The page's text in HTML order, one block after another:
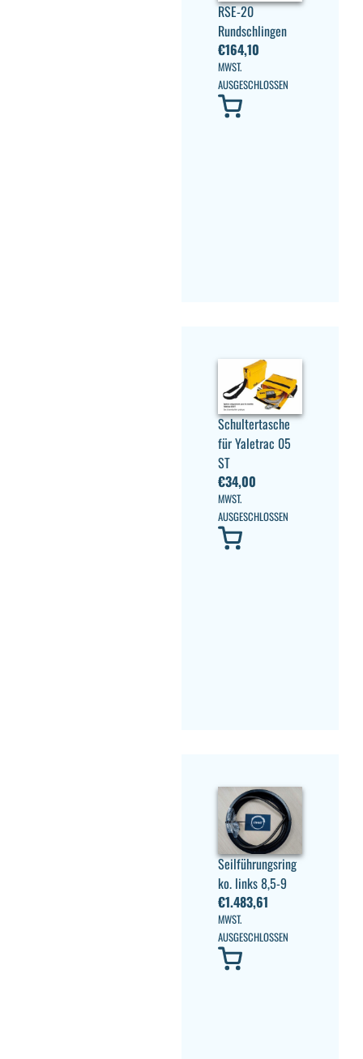
RSE-20
Rundschlingen
€164,10
MWST.
AUSGESCHLOSSEN
Schultertasche
für Yaletrac 05
ST
€34,00
MWST.
AUSGESCHLOSSEN
Seilführungsring
ko. links 8,5-9
€1.483,61
MWST.
AUSGESCHLOSSEN